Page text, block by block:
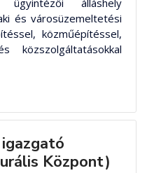
ügyintézői álláshely
és városüzemeltetési
közműépítéssel,
közszolgáltatásokkal
Központ)